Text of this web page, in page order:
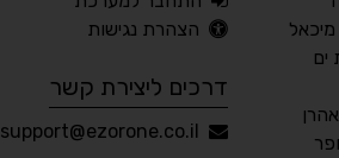
ים
הצהרת נגישות
דרכים ליצירת קשר
support@ezorone.co.il
🖱 מוטורי
English